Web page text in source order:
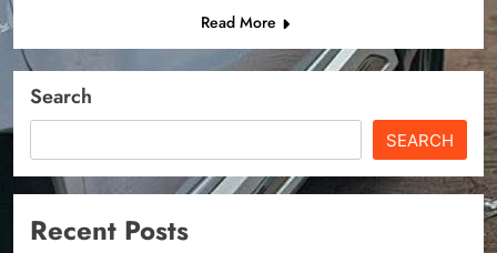
Read More
Search
SEARCH
Recent Posts